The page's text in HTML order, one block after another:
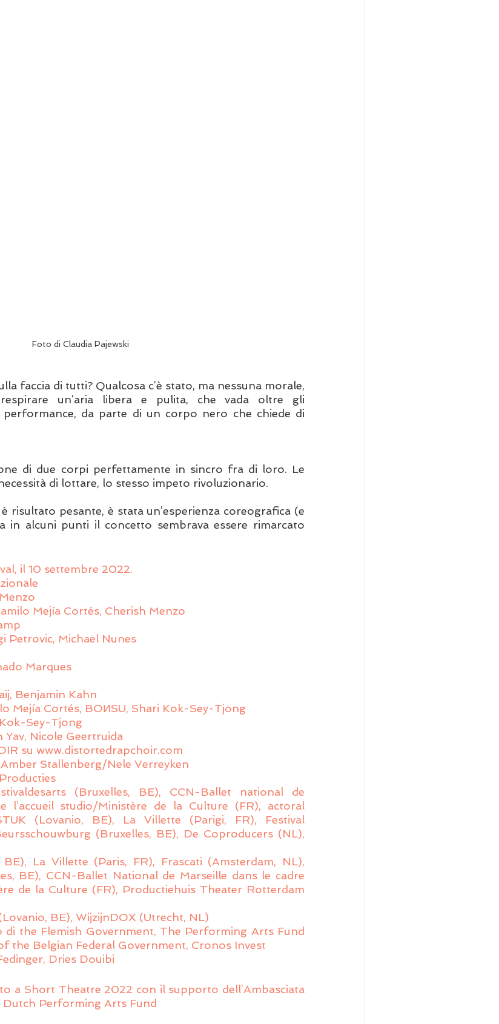
Foto di Claudia Pajewski
faccia di tutti? Qualcosa c’è stato, ma nessuna morale,
un’aria libera e pulita, che vada oltre gli
da parte di un corpo nero che chiede di
di due corpi perfettamente in sincro fra di loro. Le
di lottare, lo stesso impeto rivoluzionario.
risultato pesante, è stata un’esperienza coreografica (e
in alcuni punti il concetto sembrava essere rimarcato
il 10 settembre 2022.
Mejía Cortés, Cherish Menzo
Petrovic, Michael Nunes
Marques
Benjamin Kahn
Mejía Cortés, BOИSU, Shari Kok-Sey-Tjong
Sey-Tjong
Nicole Geertruida
su www.distortedrapchoir.com
Stallenberg/Nele Verreyken
(Bruxelles, BE), CCN-Ballet national de
l’accueil studio/Ministère de la Culture (FR), actoral
(Lovanio, BE), La Villette (Parigi, FR), Festival
(Bruxelles, BE), De Coproducers (NL),
BE), La Villette (Paris, FR), Frascati (Amsterdam, NL),
BE), CCN-Ballet National de Marseille dans le cadre
de la Culture (FR), Productiehuis Theater Rotterdam
BE), WijzijnDOX (Utrecht, NL)
the Flemish Government, The Performing Arts Fund
the Belgian Federal Government, Cronos Invest
Dries Douibi
a Short Theatre 2022 con il supporto dell’Ambasciata
Dutch Performing Arts Fund